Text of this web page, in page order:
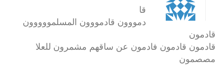
قا
دمووون قادمووون المسلمووووون
قادمون
قادمون قادمون فادمون عن ساقهم مشمرون للعلا
مصصمون